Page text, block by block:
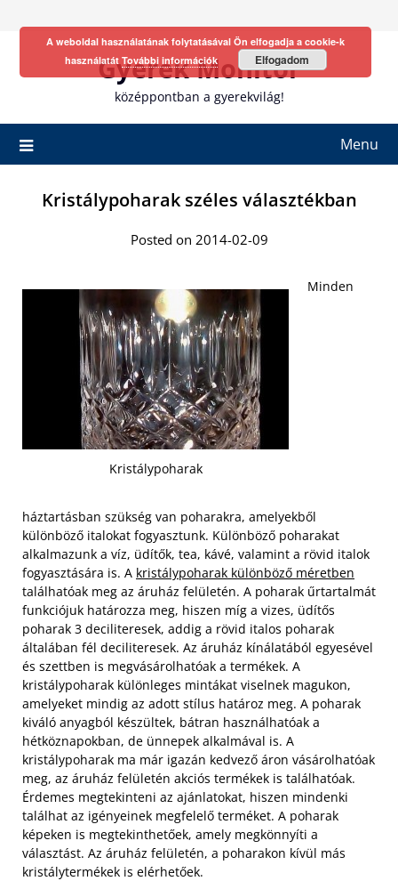
Gyerek Monitor
középpontban a gyerekvilág!
Menu
Kristálypoharak széles választékban
Posted on 2014-02-09
Kristálypoharak
Minden
háztartásban szükség van poharakra, amelyekből
különböző italokat fogyasztunk. Különböző poharakat
alkalmazunk a víz, üdítők, tea, kávé, valamint a rövid italok
fogyasztására is. A kristálypoharak különböző méretben
találhatóak meg az áruház felületén. A poharak űrtartalmát
funkciójuk határozza meg, hiszen míg a vizes, üdítős
poharak 3 deciliteresek, addig a rövid italos poharak
általában fél deciliteresek. Az áruház kínálatából egyesével
és szettben is megvásárolhatóak a termékek. A
kristálypoharak különleges mintákat viselnek magukon,
amelyeket mindig az adott stílus határoz meg. A poharak
kiváló anyagból készültek, bátran használhatóak a
hétköznapokban, de ünnepek alkalmával is. A
kristálypoharak ma már igazán kedvező áron vásárolhatóak
meg, az áruház felületén akciós termékek is találhatóak.
Érdemes megtekinteni az ajánlatokat, hiszen mindenki
találhat az igényeinek megfelelő terméket. A poharak
képeken is megtekinthetőek, amely megkönnyíti a
választást. Az áruház felületén, a poharakon kívül más
kristálytermékek is elérhetőek.
A weboldal használatának folytatásával Ön elfogadja a cookie-k
használatát További információk Elfogadom